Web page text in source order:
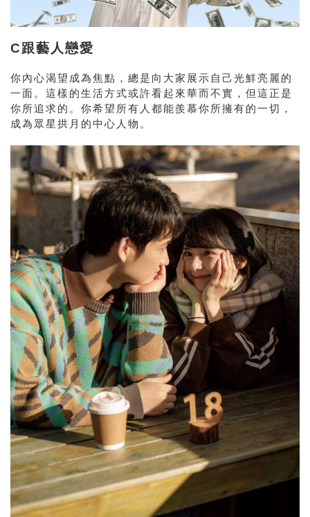
C跟藝人戀愛
你內心渴望成為焦點，總是向大家展示自己光鮮亮麗的
一面。這樣的生活方式或許看起來華而不實，但這正是
你所追求的。你希望所有人都能羨慕你所擁有的一切，
成為眾星拱月的中心人物。